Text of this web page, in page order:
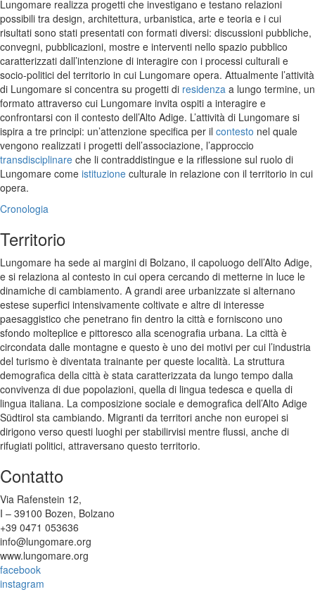
Lungomare realizza progetti che investigano e testano relazioni
possibili tra design, architettura, urbanistica, arte e teoria e i cui
risultati sono stati presentati con formati diversi: discussioni pubbliche,
convegni, pubblicazioni, mostre e interventi nello spazio pubblico
caratterizzati dall’intenzione di interagire con i processi culturali e
socio-politici del territorio in cui Lungomare opera. Attualmente l’attività
di Lungomare si concentra su progetti di residenza a lungo termine, un
formato attraverso cui Lungomare invita ospiti a interagire e
confrontarsi con il contesto dell’Alto Adige. L’attività di Lungomare si
ispira a tre principi: un’attenzione specifica per il contesto nel quale
vengono realizzati i progetti dell’associazione, l’approccio
transdisciplinare che li contraddistingue e la riflessione sul ruolo di
Lungomare come istituzione culturale in relazione con il territorio in cui
opera.
Cronologia
Territorio
Lungomare ha sede ai margini di Bolzano, il capoluogo dell’Alto Adige,
e si relaziona al contesto in cui opera cercando di metterne in luce le
dinamiche di cambiamento. A grandi aree urbanizzate si alternano
estese superfici intensivamente coltivate e altre di interesse
paesaggistico che penetrano fin dentro la città e forniscono uno
sfondo molteplice e pittoresco alla scenografia urbana. La città è
circondata dalle montagne e questo è uno dei motivi per cui l’industria
del turismo è diventata trainante per queste località. La struttura
demografica della città è stata caratterizzata da lungo tempo dalla
convivenza di due popolazioni, quella di lingua tedesca e quella di
lingua italiana. La composizione sociale e demografica dell’Alto Adige
Südtirol sta cambiando. Migranti da territori anche non europei si
dirigono verso questi luoghi per stabilirvisi mentre flussi, anche di
rifugiati politici, attraversano questo territorio.
Contatto
Via Rafenstein 12,
I – 39100 Bozen, Bolzano
+39 0471 053636
info@lungomare.org
www.lungomare.org
facebook
instagram